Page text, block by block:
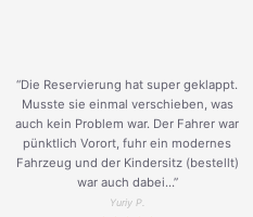
“Die Reservierung hat super geklappt.
Musste sie einmal verschieben, was
auch kein Problem war. Der Fahrer war
pünktlich Vorort, fuhr ein modernes
Fahrzeug und der Kindersitz (bestellt)
war auch dabei...”
Yuriy P.